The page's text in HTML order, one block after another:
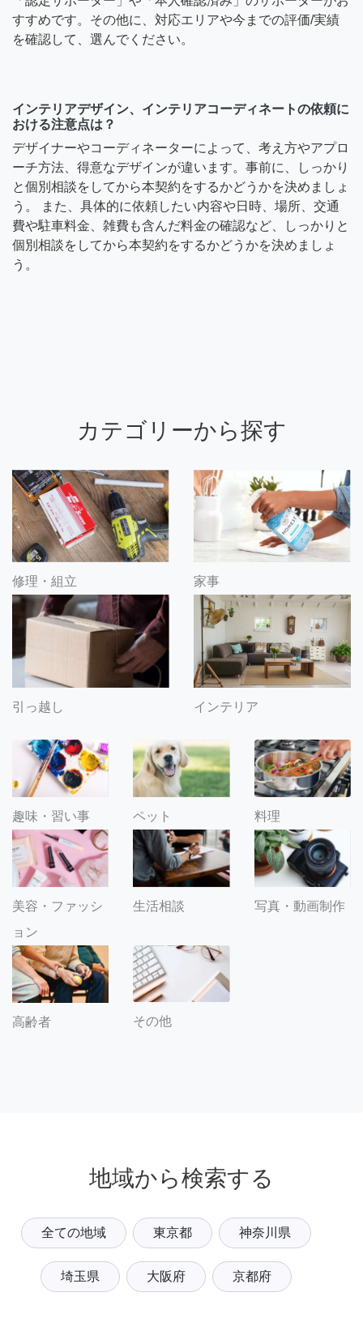
すすめです。その他に、対応エリアや今までの評価/実績
を確認して、選んでください。
インテリアデザイン、インテリアコーディネートの依頼に
おける注意点は？
デザイナーやコーディネーターによって、考え方やアプロ
ーチ方法、得意なデザインが違います。事前に、しっかり
と個別相談をしてから本契約をするかどうかを決めましょ
う。 また、具体的に依頼したい内容や日時、場所、交通
費や駐車料金、雑費も含んだ料金の確認など、しっかりと
個別相談をしてから本契約をするかどうかを決めましょ
う。
カテゴリーから探す
修理・組立 家事
引っ越し インテリア
趣味・習い事 ペット 料理
美容・ファッシ
ョン
生活相談 写真・動画制作
高齢者 その他
地域から検索する
全ての地域 東京都 神奈川県
埼玉県 大阪府 京都府